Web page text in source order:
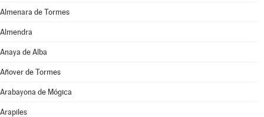
Almenara de Tormes
Almendra
Anaya de Alba
Añover de Tormes
Arabayona de Mógica
Arapiles